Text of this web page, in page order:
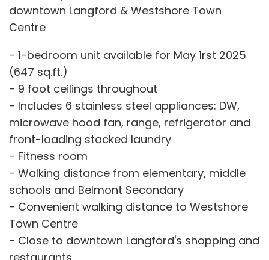
downtown Langford & Westshore Town
Centre
- 1-bedroom unit available for May 1rst 2025
(647 sq.ft.)
- 9 foot ceilings throughout
- Includes 6 stainless steel appliances: DW,
microwave hood fan, range, refrigerator and
front-loading stacked laundry
- Fitness room
- Walking distance from elementary, middle
schools and Belmont Secondary
- Convenient walking distance to Westshore
Town Centre
- Close to downtown Langford's shopping and